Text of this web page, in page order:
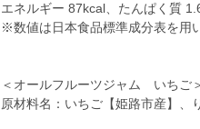
エネルギー 87kcal、たんぱく質
※数値は日本食品標準成分表を用
＜オールフルーツジャム いちご
原材料名：いちご【姫路市産】、